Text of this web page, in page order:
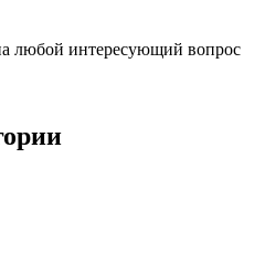
любой интересующий вопрос